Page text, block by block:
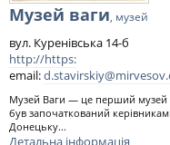
Музей ваги, музей
вул. Куренівська 14-б
http://https:
email:
Музей Ваги — це перший музей
був започаткований
Донецьку...
Детальна інформація